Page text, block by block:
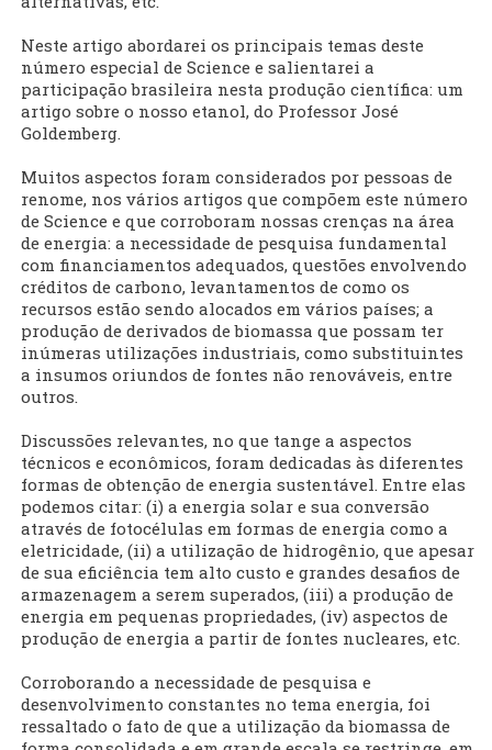
Neste artigo abordarei os principais temas deste
número especial de Science e salientarei a
participação brasileira nesta produção científica: um
artigo sobre o nosso etanol, do Professor José
Goldemberg.
Muitos aspectos foram considerados por pessoas de
renome, nos vários artigos que compõem este número
de Science e que corroboram nossas crenças na área
de energia: a necessidade de pesquisa fundamental
com financiamentos adequados, questões envolvendo
créditos de carbono, levantamentos de como os
recursos estão sendo alocados em vários países; a
produção de derivados de biomassa que possam ter
inúmeras utilizações industriais, como substituintes
a insumos oriundos de fontes não renováveis, entre
outros.
Discussões relevantes, no que tange a aspectos
técnicos e econômicos, foram dedicadas às diferentes
formas de obtenção de energia sustentável. Entre elas
podemos citar: (i) a energia solar e sua conversão
através de fotocélulas em formas de energia como a
eletricidade, (ii) a utilização de hidrogênio, que apesar
de sua eficiência tem alto custo e grandes desafios de
armazenagem a serem superados, (iii) a produção de
energia em pequenas propriedades, (iv) aspectos de
produção de energia a partir de fontes nucleares, etc.
Corroborando a necessidade de pesquisa e
desenvolvimento constantes no tema energia, foi
ressaltado o fato de que a utilização da biomassa de